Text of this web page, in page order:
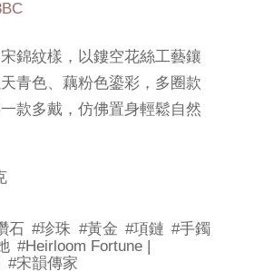
錦紋樣，以鏤空花絲工藝鑲
青色、藕粉色鎏彩，多圈款
款多戴，仿佛置身輕鬆自然
石 #珍珠 #黃金 #項鏈 #手鐲
#Heirloom Fortune |
#宋韻傳家